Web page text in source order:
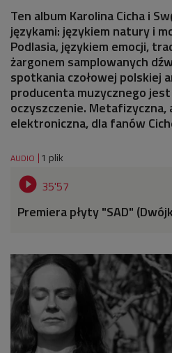
Ten album Karolina Cicha i
językami: językiem natury i
Podlasia, językiem emocji,
żargonem samplowanych
spotkania czołowej polskiej
producenta muzycznego jest
oczyszczenie.
elektroniczna, dla fanów
AUDIO 1 plik
 35'57
Premiera płyty "SAD"